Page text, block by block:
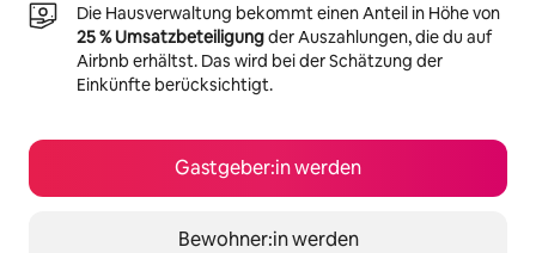
Die Hausverwaltung bekommt einen Anteil in Höhe von
25 % Umsatzbeteiligungder Auszahlungen, die du auf
Airbnb erhältst. Das wird bei der Schätzung der
Einkünfte berücksichtigt.
Gastgeber:in werden
Bewohner:in werden